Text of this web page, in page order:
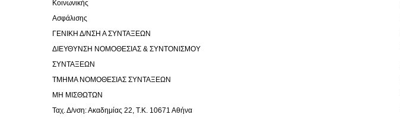
Κοινωνικής
Ασφάλισης
ΓΕΝΙΚΗ Δ/ΝΣΗ Α ΣΥΝΤΑΞΕΩΝ
ΔΙΕΥΘΥΝΣH ΝΟΜΟΘΕΣΙΑΣ & ΣΥΝΤΟΝΙΣΜΟΥ
ΣΥΝΤΑΞΕΩΝ
ΤΜΗΜΑ ΝΟΜΟΘΕΣΙΑΣ ΣΥΝΤΑΞΕΩΝ
ΜΗ ΜΙΣΘΩΤΩΝ
Ταχ. Δ/νση: Ακαδημίας 22, Τ.Κ. 10671 Αθήνα